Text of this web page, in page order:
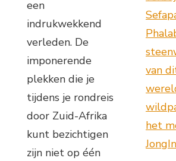
een
indrukwekkend
verleden. De
imponerende
plekken die je
tijdens je rondreis
door Zuid-Afrika
kunt bezichtigen
zijn niet op één
van
het